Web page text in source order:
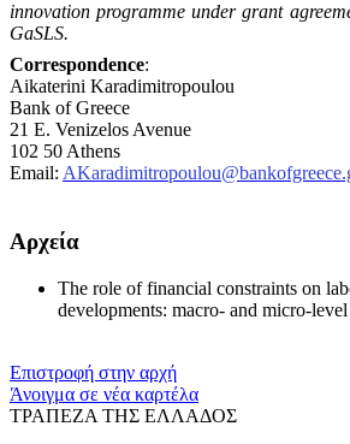
innovation programme under grant
GaSLS.
Correspondence:
Aikaterini Karadimitropoulou
Bank of Greece
21 E. Venizelos Avenue
102 50 Athens
Email:
Αρχεία
The role of financial constraints on
developments: macro- and micro-
Επιστροφή στην αρχή
Άνοιγμα σε νέα καρτέλα
ΤΡΑΠΕΖΑ ΤΗΣ ΕΛΛΑΔΟΣ